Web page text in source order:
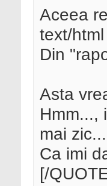
Aceea
text/
Din
Asta
Hmm...,
mai
Ca imi
[/